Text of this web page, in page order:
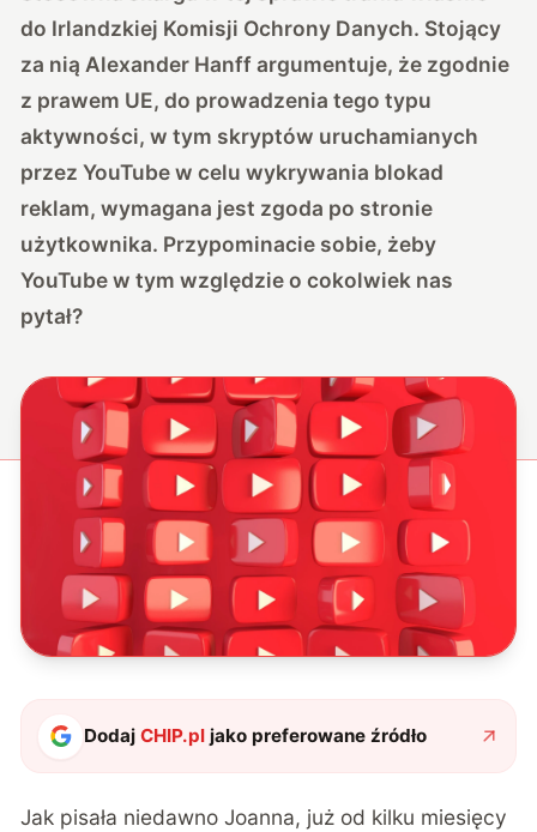
do Irlandzkiej Komisji Ochrony Danych. Stojący
za nią Alexander Hanff argumentuje, że zgodnie
z prawem UE, do prowadzenia tego typu
aktywności, w tym skryptów uruchamianych
przez YouTube w celu wykrywania blokad
reklam, wymagana jest zgoda po stronie
użytkownika. Przypominacie sobie, żeby
YouTube w tym względzie o cokolwiek nas
pytał?
DodajCHIP.pl jako preferowane źródło
Jak pisała niedawno Joanna, już od kilku miesięcy